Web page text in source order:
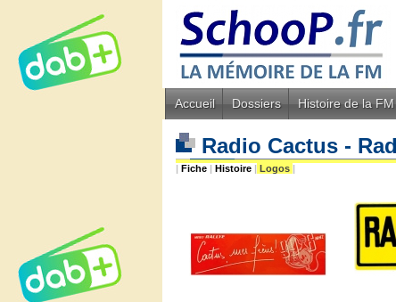
Accueil Dossiers Histoire de la FM
Radio Cactus -
| Fiche | Histoire | Logos |